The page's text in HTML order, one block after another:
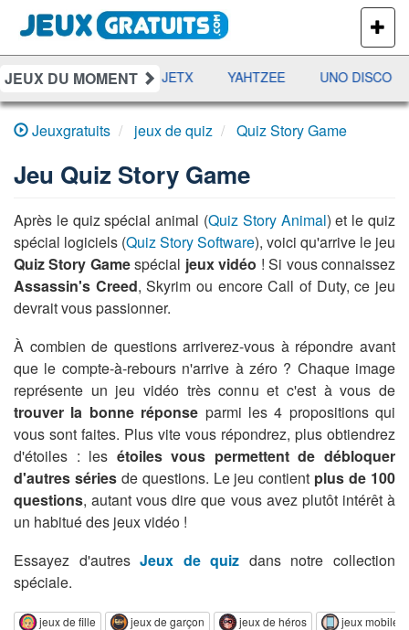
PLUS
DE
JEUX
JEUX DU MOMENT
DAMES RAMI JETX YAHTZEE UNO DISCO
Jeuxgratuits jeux de quiz Quiz Story Game
Jeu Quiz Story Game
Après le quiz spécial animal (Quiz Story Animal) et le quiz
spécial logiciels (Quiz Story Software), voici qu'arrive le jeu
Quiz Story Gamespécial jeux vidéo ! Si vous connaissez
Assassin's Creed, Skyrim ou encore Call of Duty, ce jeu
devrait vous passionner.
À combien de questions arriverez-vous à répondre avant
que le compte-à-rebours n'arrive à zéro ? Chaque image
représente un jeu vidéo très connu et c'est à vous de
trouver la bonne réponse parmi les 4 propositions qui
vous sont faites. Plus vite vous répondrez, plus obtiendrez
d'étoiles : les étoiles vous permettent de débloquer
d'autres sériesde questions. Le jeu contient plus de 100
questions, autant vous dire que vous avez plutôt intérêt à
un habitué des jeux vidéo !
Essayez d'autresJeux de quiz dans notre collection
spéciale.
jeux de fille jeux de garçon jeux de héros jeux mobile